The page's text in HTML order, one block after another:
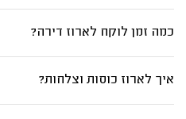
כמה זמן לוקח לארוז דירה?
איך לארוז כוסות וצלחות?